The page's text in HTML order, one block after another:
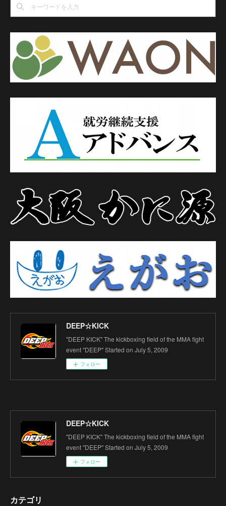
DEEP☆KICK
"DEEP KICK" The kickboxing field of the MMA fight
event "DEEP" Started on July 5, 2009
フォロー
DEEP☆KICK
"DEEP KICK" The kickboxing field of the MMA fight
event "DEEP" Started on July 5, 2009
フォロー
カテゴリ